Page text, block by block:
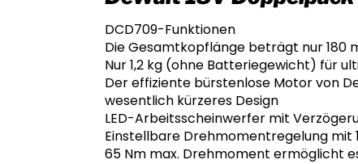
DCD709-Funktionen
Die Gesamtkopflänge beträgt nur 180
Nur 1,2 kg (ohne Batteriegewicht) für
Der effiziente bürstenlose Motor von
wesentlich kürzeres Design
LED-Arbeitsscheinwerfer mit
Einstellbare Drehmomentregelung mit
65 Nm max. Drehmoment ermöglicht